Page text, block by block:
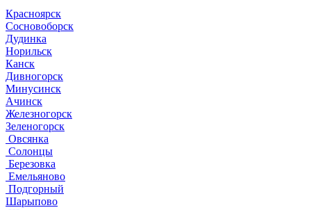
Красноярск
Сосновоборск
Дудинка
Норильск
Канск
Дивногорск
Минусинск
Ачинск
Железногорск
Зеленогорск
Овсянка
Солонцы
Березовка
Емельяново
Подгорный
Шарыпово